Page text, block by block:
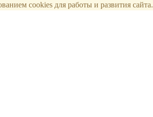
cookies для работы и развития сайта.